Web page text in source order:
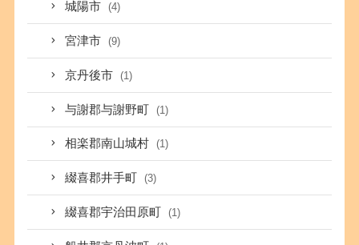
城陽市 (4)
宮津市 (9)
京丹後市 (1)
与謝郡与謝野町 (1)
相楽郡南山城村 (1)
綴喜郡井手町 (3)
綴喜郡宇治田原町 (1)